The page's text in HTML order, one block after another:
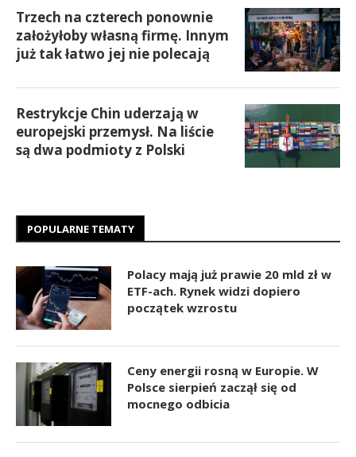
Trzech na czterech ponownie
założyłoby własną firmę. Innym
już tak łatwo jej nie polecają
Restrykcje Chin uderzają w
europejski przemysł. Na liście
są dwa podmioty z Polski
POPULARNE TEMATY
Polacy mają już prawie 20 mld zł w
ETF-ach. Rynek widzi dopiero
początek wzrostu
Ceny energii rosną w Europie. W
Polsce sierpień zaczął się od
mocnego odbicia